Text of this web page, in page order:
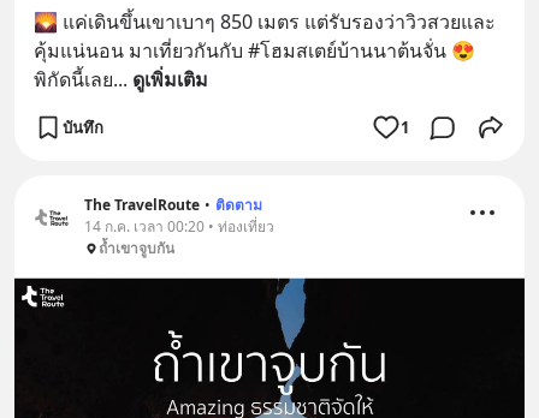
🌄 แค่เดินขึ้นเขาเบาๆ 850 เมตร แต่รับรองว่าวิวสวยและ
คุ้มแน่นอน มาเที่ยวกันกับ #โฮมสเตย์บ้านนาต้นจั่น 😍
พิกัดนี้เลย... ดูเพิ่มเติม
บันทึก 1
The TravelRoute • ติดตาม
14 ก.ค. เวลา 00:20 • ท่องเที่ยว
ถ้ำเขาจูบกัน